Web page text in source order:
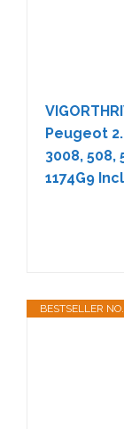
Peugeot
3008, 508,
1174G9
BESTSELLER